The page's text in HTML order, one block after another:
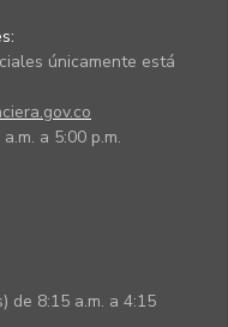
únicamente está
a 5:00 p.m.
de 8:15 a.m. a 4:15